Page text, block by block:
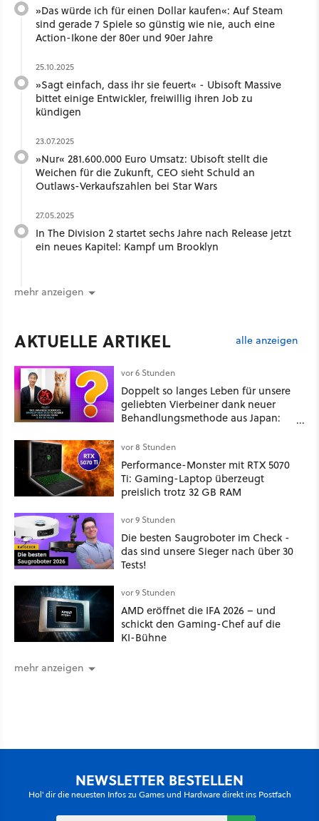
»Das würde ich für einen Dollar kaufen«: Auf Steam
sind gerade 7 Spiele so günstig wie nie, auch eine
Action-Ikone der 80er und 90er Jahre
25.10.2025
»Sagt einfach, dass ihr sie feuert« - Ubisoft Massive
bittet einige Entwickler, freiwillig ihren Job zu
kündigen
23.07.2025
»Nur« 281.600.000 Euro Umsatz: Ubisoft stellt die
Weichen für die Zukunft, CEO sieht Schuld an
Outlaws-Verkaufszahlen bei Star Wars
27.05.2025
In The Division 2 startet sechs Jahre nach Release jetzt
ein neues Kapitel: Kampf um Brooklyn
mehr anzeigen
AKTUELLE ARTIKEL alle anzeigen
vor 6 Stunden
Doppelt so langes Leben für unsere
geliebten Vierbeiner dank neuer
Behandlungsmethode aus Japan:
Kommentare zeigt, dass es nicht so
einfach ist
vor 8 Stunden
Performance-Monster mit RTX 5070
Ti: Gaming-Laptop überzeugt
preislich trotz 32 GB RAM
vor 9 Stunden
Die besten Saugroboter im Check -
das sind unsere Sieger nach über 30
Tests!
vor 9 Stunden
AMD eröffnet die IFA 2026 – und
schickt den Gaming-Chef auf die
KI-Bühne
mehr anzeigen
NEWSLETTER BESTELLEN
Hol' dir die neuesten Infos zu Games und Hardware direkt ins Postfach